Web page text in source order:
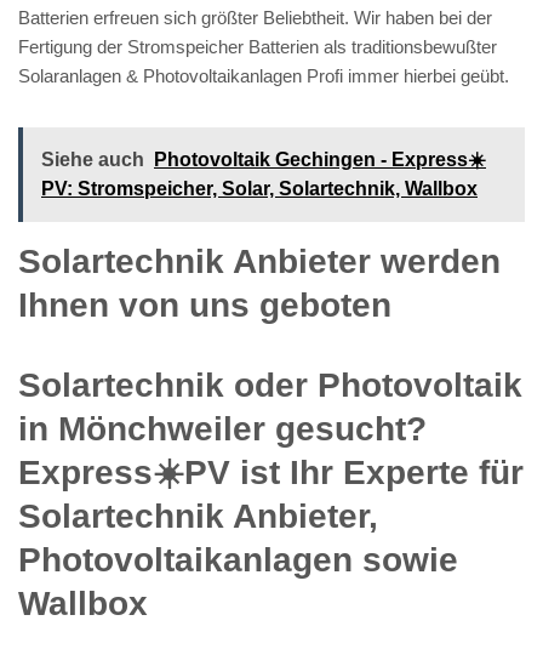
Batterien erfreuen sich größter Beliebtheit. Wir haben bei der
Fertigung der Stromspeicher Batterien als traditionsbewußter
Solaranlagen & Photovoltaikanlagen Profi immer hierbei geübt.
Siehe auch
Photovoltaik Gechingen - Express☀️
PV️: Stromspeicher, Solar, Solartechnik, Wallbox
Solartechnik Anbieter werden
Ihnen von uns geboten
Solartechnik oder Photovoltaik
in Mönchweiler gesucht?
Express☀️PV️ ist Ihr Experte für
Solartechnik Anbieter,
Photovoltaikanlagen sowie
Wallbox